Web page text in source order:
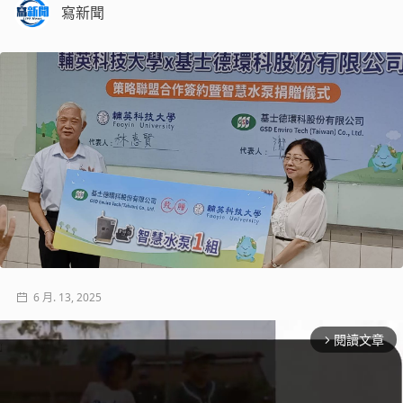
寫新聞
6 月. 13, 2025
arrow_forward_ios 閱讀文章